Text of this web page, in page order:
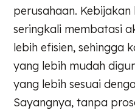
perusahaan.
seringkali membatasi
lebih efisien, sehingga
yang lebih mudah
yang lebih sesuai
Sayangnya, tanpa